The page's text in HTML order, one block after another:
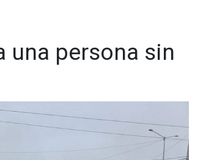
una persona sin